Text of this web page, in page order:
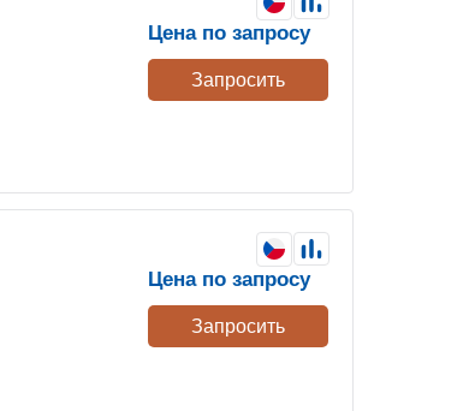
Цена по запросу
Запросить
Цена по запросу
Запросить